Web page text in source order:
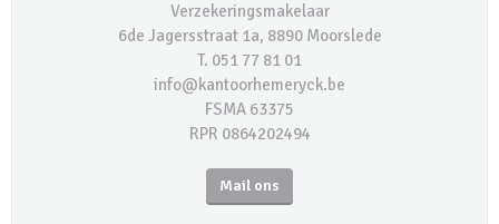
Verzekeringsmakelaar
6de Jagersstraat 1a, 8890 Moorslede
T. 051 77 81 01
info@kantoorhemeryck.be
FSMA 63375
RPR 0864202494
Mail ons